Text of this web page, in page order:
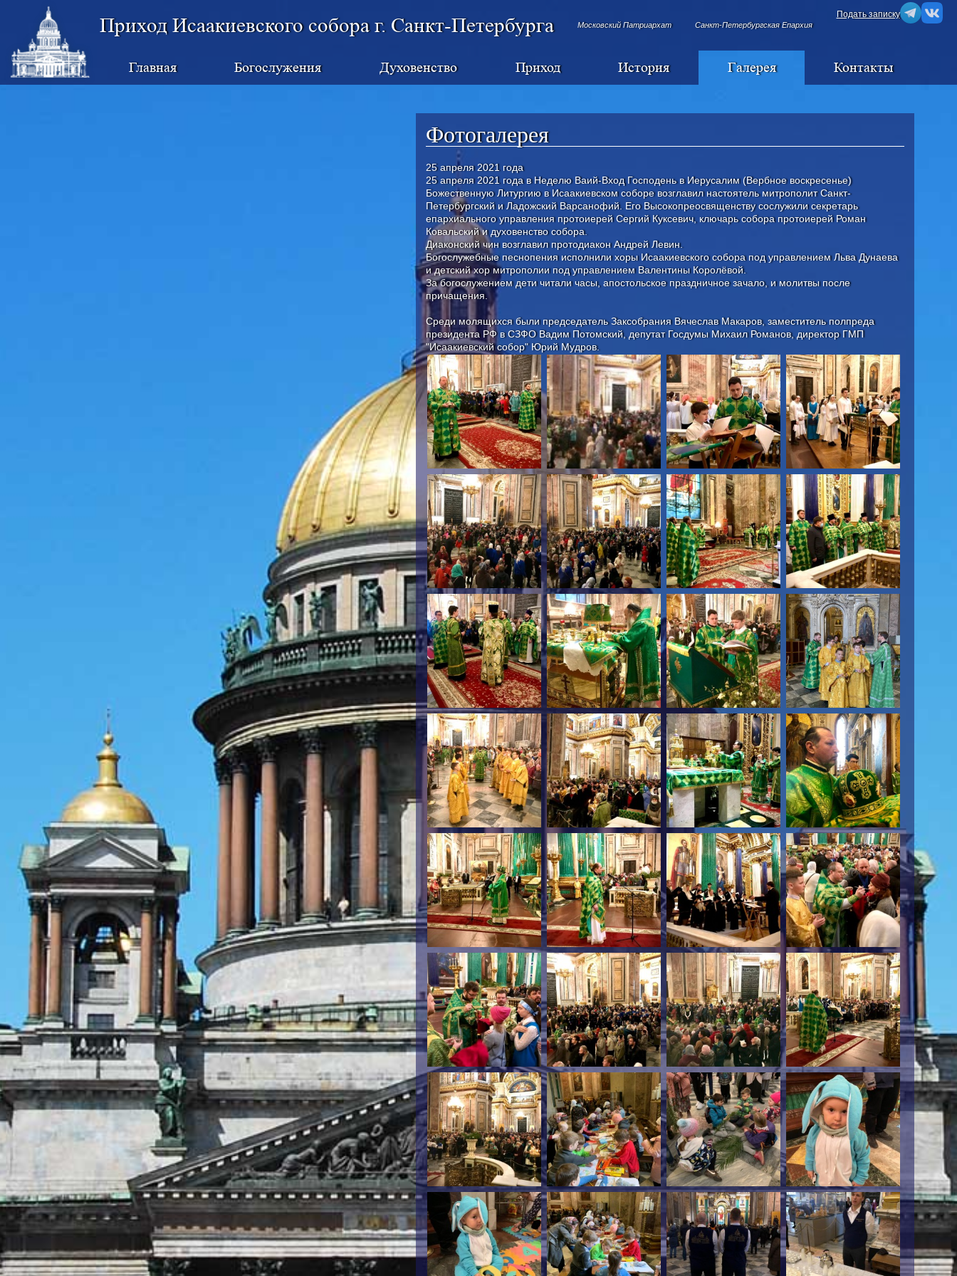
Приход Исаакиевского собора г. Санкт-Петербурга Московский Патриархат Санкт-Петербургская Епархия
Подать записку
Главная Богослужения Духовенство Приход История Галерея Контакты
Фотогалерея
25 апреля 2021 года
25 апреля 2021 года в Неделю Ваий-Вход Господень в Иерусалим (Вербное воскресенье)
Божественную Литургию в Исаакиевском соборе возглавил настоятель митрополит Санкт-
Петербургский и Ладожский Варсанофий. Его Высокопреосвященству сослужили секретарь
епархиального управления протоиерей Сергий Куксевич, ключарь собора протоиерей Роман
Ковальский и духовенство собора.
Диаконский чин возглавил протодиакон Андрей Левин.
Богослужебные песнопения исполнили хоры Исаакиевского собора под управлением Льва Дунаева
и детский хор митрополии под управлением Валентины Королёвой.
За богослужением дети читали часы, апостольское праздничное зачало, и молитвы после
причащения.
Среди молящихся были председатель Заксобрания Вячеслав Макаров, заместитель полпреда
президента РФ в СЗФО Вадим Потомский, депутат Госдумы Михаил Романов, директор ГМП
"Исаакиевский собор" Юрий Мудров.